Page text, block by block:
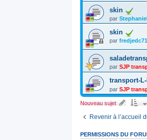
skin
par
skin
par
par SJP
transport-L-
par SJP
Nouveau sujet
Revenir à l’accueil
PERMISSIONS DU